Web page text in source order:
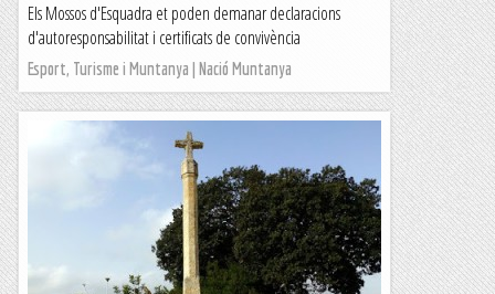
Els Mossos d'Esquadra et poden demanar declaracions
d'autoresponsabilitat i certificats de convivència
Esport, Turisme i Muntanya | Nació Muntanya